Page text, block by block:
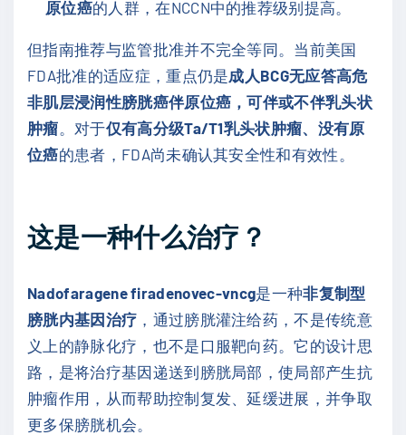
原位癌的人群，在NCCN中的推荐级别提高。
但指南推荐与监管批准并不完全等同。当前美国
FDA批准的适应症，重点仍是成人BCG无应答高危
非肌层浸润性膀胱癌伴原位癌，可伴或不伴乳头状
肿瘤 。对于仅有高分级Ta/T1乳头状肿瘤、没有原
位癌的患者，FDA尚未确认其安全性和有效性。
这是一种什么治疗？
Nadofaragene firadenovec-vncg是一种非复制型
膀胱内基因治疗 ，通过膀胱灌注给药，不是传统意
义上的静脉化疗，也不是口服靶向药。它的设计思
路，是将治疗基因递送到膀胱局部，使局部产生抗
肿瘤作用，从而帮助控制复发、延缓进展，并争取
更多保膀胱机会。